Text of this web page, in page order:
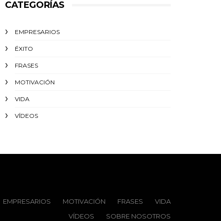
CATEGORÍAS
EMPRESARIOS
ÉXITO‬
FRASES
MOTIVACIÓN
VIDA
VÍDEOS
EMPRESARIOS MOTIVACIÓN FRASES
VIDA
VÍDEOS
SOBRE NOSOTROS